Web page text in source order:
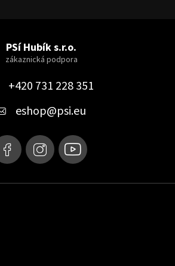
PSí Hubík s.r.o.
+420 731 228 351
eshop@psi.eu